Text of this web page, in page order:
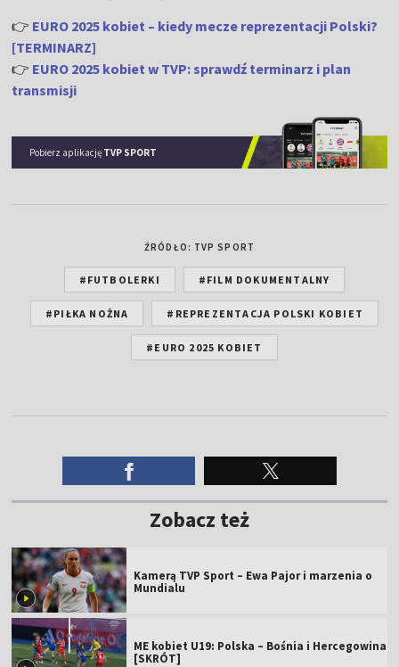
👉 EURO 2025 kobiet – kiedy mecze reprezentacji Polski?
[TERMINARZ]
👉 EURO 2025 kobiet w TVP: sprawdź terminarz i plan
transmisji
Pobierz aplikację TVP SPORT
ŹRÓDŁO: TVP SPORT
#FUTBOLERKI #FILM DOKUMENTALNY
#PIŁKA NOŻNA #REPREZENTACJA POLSKI KOBIET
#EURO 2025 KOBIET
Zobacz też
Kamerą TVP Sport – Ewa Pajor i marzenia o
Mundialu
ME kobiet U19: Polska – Bośnia i Hercegowina
[SKRÓT]